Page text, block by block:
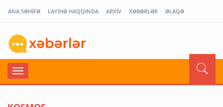
ANA SƏHİFƏ LAYİHƏ HAQQINDA ARXİV XƏBƏRLƏR ƏLAQƏ